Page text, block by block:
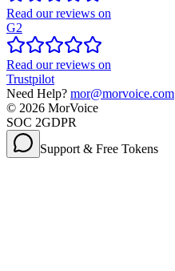
Read our reviews on
G2
Read our reviews on
Trustpilot
Need Help? mor@morvoice.com
© 2026 MorVoice
SOC 2GDPR
Support & Free Tokens